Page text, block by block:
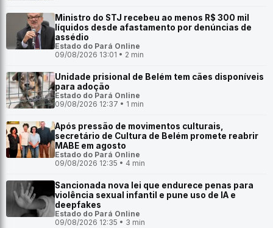
Ministro do STJ recebeu ao menos R$ 300 mil
líquidos desde afastamento por denúncias de
assédio
Estado do Pará Online
09/08/2026 13:01 • 2 min
Unidade prisional de Belém tem cães disponíveis
para adoção
Estado do Pará Online
09/08/2026 12:37 • 1 min
Após pressão de movimentos culturais,
secretário de Cultura de Belém promete reabrir
MABE em agosto
Estado do Pará Online
09/08/2026 12:35 • 4 min
Sancionada nova lei que endurece penas para
violência sexual infantil e pune uso de IA e
deepfakes
Estado do Pará Online
09/08/2026 12:35 • 3 min